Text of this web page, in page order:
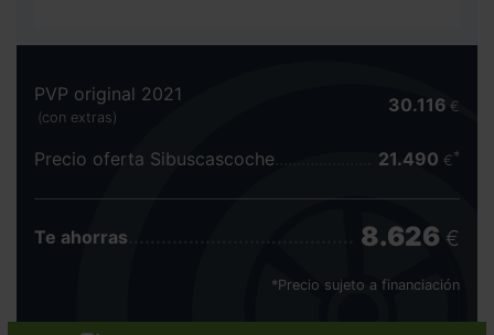
PVP original 2021
(con extras)
30.116 €
Precio oferta Sibuscascoche 21.490 €
Te ahorras 8.626 €
*Precio sujeto a financiación